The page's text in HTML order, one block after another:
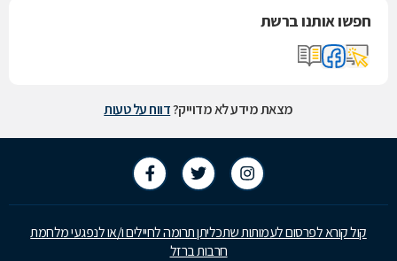
חפשו אותנו ברשת
מצאת מידע לא מדוייק?דווח על טעות
קול קורא לפרסום לעמותות שתכליתן תרומה לחיילים ו/או לנפגעי מלחמת
חרבות ברזל